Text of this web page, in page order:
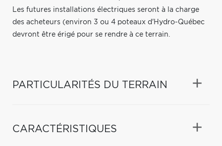
Les futures installations électriques seront à la charge
des acheteurs (environ 3 ou 4 poteaux d'Hydro-Québec
devront être érigé pour se rendre à ce terrain.
PARTICULARITÉS DU TERRAIN
CARACTÉRISTIQUES